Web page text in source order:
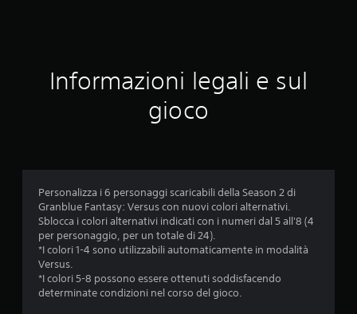
t
i
o
n
Informazioni legali e sul
gioco
Personalizza i 6 personaggi scaricabili della Season 2 di
Granblue Fantasy: Versus con nuovi colori alternativi.
Sblocca i colori alternativi indicati con i numeri dal 5 all'8 (4
per personaggio, per un totale di 24).
*I colori 1-4 sono utilizzabili automaticamente in modalità
Versus.
*I colori 5-8 possono essere ottenuti soddisfacendo
determinate condizioni nel corso del gioco.